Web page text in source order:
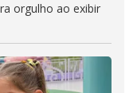
orgulho ao exibir